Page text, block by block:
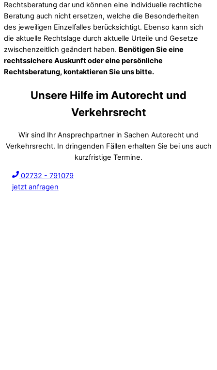
Rechtsberatung dar und können eine individuelle rechtliche
Beratung auch nicht ersetzen, welche die Besonderheiten
des jeweiligen Einzelfalles berücksichtigt. Ebenso kann sich
die aktuelle Rechtslage durch aktuelle Urteile und Gesetze
zwischenzeitlich geändert haben. Benötigen Sie eine
rechtssichere Auskunft oder eine persönliche
Rechtsberatung, kontaktieren Sie uns bitte.
Unsere Hilfe im Autorecht und
Verkehrsrecht
Wir sind Ihr Ansprechpartner in Sachen Autorecht und
Verkehrsrecht. In dringenden Fällen erhalten Sie bei uns auch
kurzfristige Termine.
02732 - 791079
jetzt anfragen